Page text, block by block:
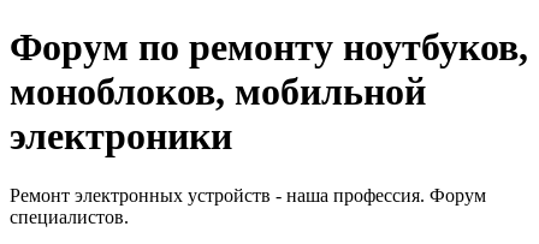
Регистрация
Форум по ремонту ноутбуков,
моноблоков, мобильной
электроники
Ремонт электронных устройств - наша профессия. Форум
специалистов.